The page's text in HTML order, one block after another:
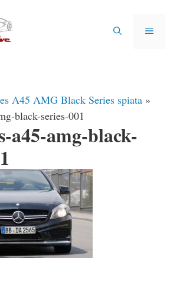
MENU
A45 AMG Black Series spiata »
black-series-001
a45-amg-black-